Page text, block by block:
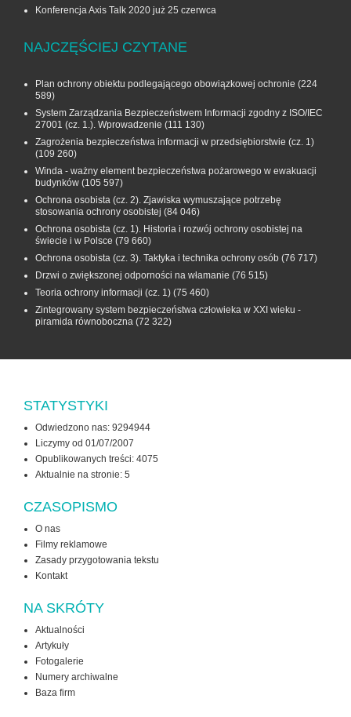
Konferencja Axis Talk 2020 już 25 czerwca
NAJCZĘŚCIEJ CZYTANE
Plan ochrony obiektu podlegającego obowiązkowej ochronie (224
589)
System Zarządzania Bezpieczeństwem Informacji zgodny z ISO/IEC
27001 (cz. 1.). Wprowadzenie (111 130)
Zagrożenia bezpieczeństwa informacji w przedsiębiorstwie (cz. 1)
(109 260)
Winda - ważny element bezpieczeństwa pożarowego w ewakuacji
budynków (105 597)
Ochrona osobista (cz. 2). Zjawiska wymuszające potrzebę
stosowania ochrony osobistej (84 046)
Ochrona osobista (cz. 1). Historia i rozwój ochrony osobistej na
świecie i w Polsce (79 660)
Ochrona osobista (cz. 3). Taktyka i technika ochrony osób (76 717)
Drzwi o zwiększonej odporności na włamanie (76 515)
Teoria ochrony informacji (cz. 1) (75 460)
Zintegrowany system bezpieczeństwa człowieka w XXI wieku -
piramida równoboczna (72 322)
STATYSTYKI
Odwiedzono nas: 9294944
Liczymy od 01/07/2007
Opublikowanych treści: 4075
Aktualnie na stronie: 5
CZASOPISMO
O nas
Filmy reklamowe
Zasady przygotowania tekstu
Kontakt
NA SKRÓTY
Aktualności
Artykuły
Fotogalerie
Numery archiwalne
Baza firm